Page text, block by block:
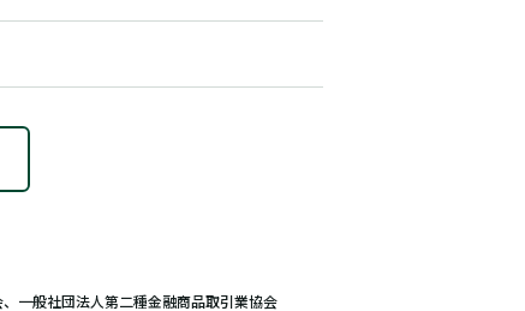
一般社団法人第二種金融商品取引業協会